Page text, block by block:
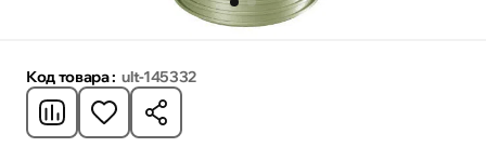
Код товара : ult-145332